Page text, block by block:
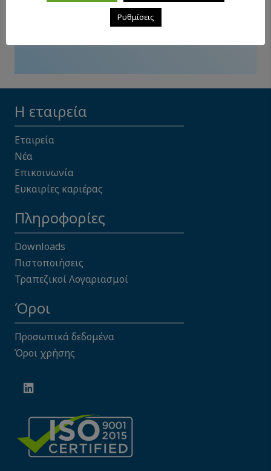
Η εταιρεία
Εταιρεία
Νέα
Επικοινωνία
Ευκαιρίες καριέρας
Πληροφορίες
Downloads
Πιστοποιήσεις
Τραπεζικοί Λογαριασμοί
Όροι
Προσωπικά δεδομένα
Όροι χρήσης
Ρυθμίσεις